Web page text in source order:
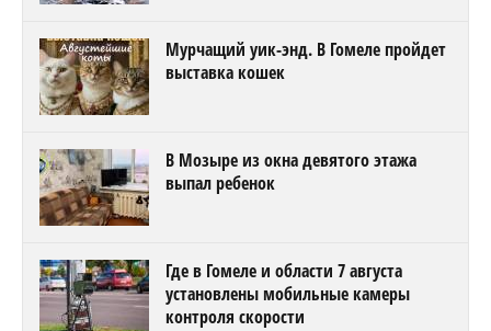
Мурчащий уик-энд. В Гомеле пройдет
выставка кошек
В Мозыре из окна девятого этажа
выпал ребенок
Где в Гомеле и области 7 августа
установлены мобильные камеры
контроля скорости